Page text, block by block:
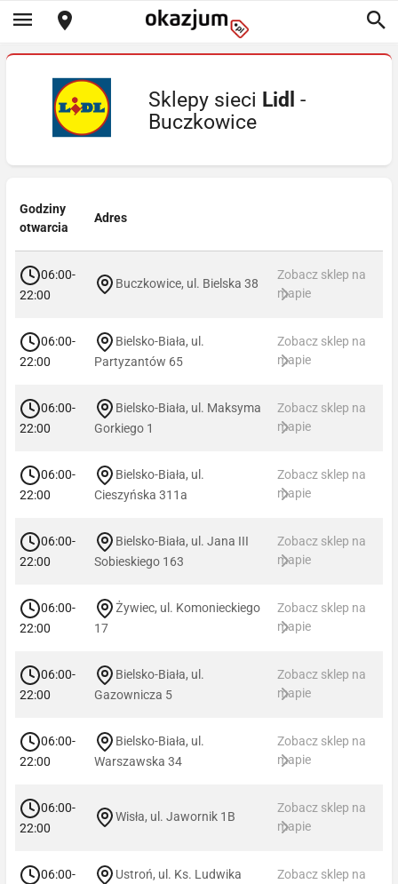
Sklepy sieci Lidl -
Buczkowice
Godziny
otwarcia
Adres
06:00-
22:00
Buczkowice, ul. Bielska 38
Zobacz sklep na
mapie
06:00-
22:00
Bielsko-Biała, ul.
Partyzantów 65
Zobacz sklep na
mapie
06:00-
22:00
Bielsko-Biała, ul. Maksyma
Gorkiego 1
Zobacz sklep na
mapie
06:00-
22:00
Bielsko-Biała, ul.
Cieszyńska 311a
Zobacz sklep na
mapie
06:00-
22:00
Bielsko-Biała, ul. Jana III
Sobieskiego 163
Zobacz sklep na
mapie
06:00-
22:00
Żywiec, ul. Komonieckiego
17
Zobacz sklep na
mapie
06:00-
22:00
Bielsko-Biała, ul.
Gazownicza 5
Zobacz sklep na
mapie
06:00-
22:00
Bielsko-Biała, ul.
Warszawska 34
Zobacz sklep na
mapie
06:00-
22:00
Wisła, ul. Jawornik 1B
Zobacz sklep na
mapie
06:00-
Ustroń, ul. Ks. Ludwika
Zobacz sklep na